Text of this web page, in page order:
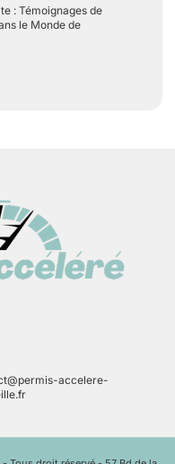
: Témoignages de
le Monde de
accelere-